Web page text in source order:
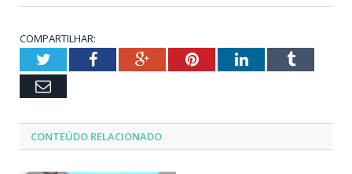
COMPARTILHAR:
TwitterFacebookGoogle+PinterestLinkedInTumblr
Email
CONTEÚDO RELACIONADO